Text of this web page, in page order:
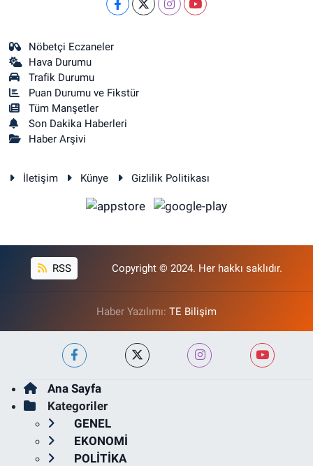
Nöbetçi Eczaneler
Hava Durumu
Trafik Durumu
Puan Durumu ve Fikstür
Tüm Manşetler
Son Dakika Haberleri
Haber Arşivi
İletişim Künye Gizlilik Politikası
RSS Copyright © 2024. Her hakkı saklıdır.
Haber Yazılımı: TE Bilişim
Ana Sayfa
Kategoriler
GENEL
EKONOMİ
POLİTİKA